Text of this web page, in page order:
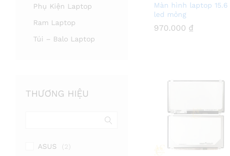
Màn hình laptop 15.6
led mỏng
970.000 ₫
970.000 ₫
Phụ Kiện Laptop
Ram Laptop
Túi – Balo Laptop
THƯƠNG HIỆU
ASUS (2)